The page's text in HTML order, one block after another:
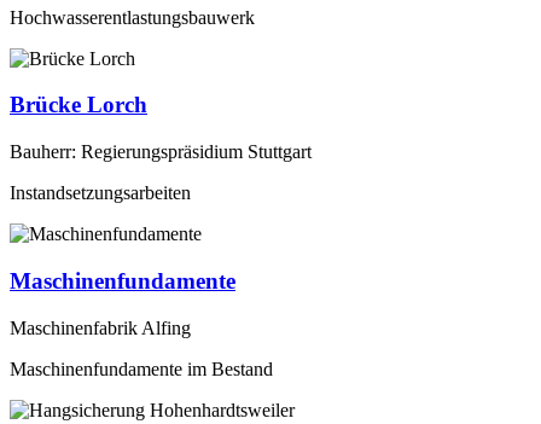
Hochwasserentlastungsbauwerk
Brücke Lorch
Bauherr: Regierungspräsidium Stuttgart
Instandsetzungsarbeiten
Maschinenfundamente
Maschinenfabrik Alfing
Maschinenfundamente im Bestand